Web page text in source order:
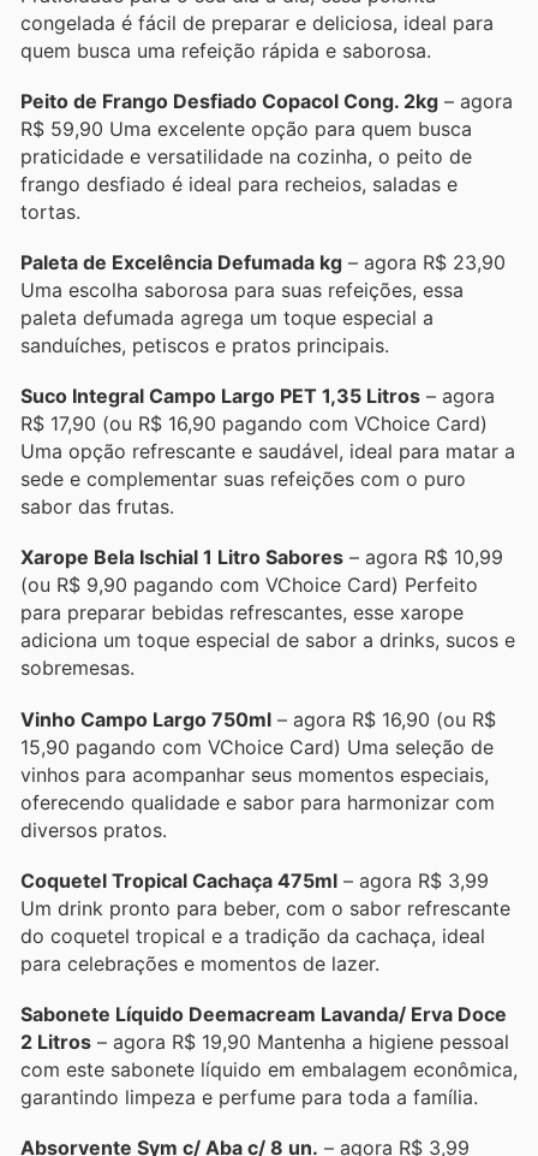
congelada é fácil de preparar e deliciosa, ideal para
quem busca uma refeição rápida e saborosa.
Peito de Frango Desfiado Copacol Cong. 2kg – agora
R$ 59,90 Uma excelente opção para quem busca
praticidade e versatilidade na cozinha, o peito de
frango desfiado é ideal para recheios, saladas e
tortas.
Paleta de Excelência Defumada kg – agora R$ 23,90
Uma escolha saborosa para suas refeições, essa
paleta defumada agrega um toque especial a
sanduíches, petiscos e pratos principais.
Suco Integral Campo Largo PET 1,35 Litros – agora
R$ 17,90 (ou R$ 16,90 pagando com VChoice Card)
Uma opção refrescante e saudável, ideal para matar a
sede e complementar suas refeições com o puro
sabor das frutas.
Xarope Bela Ischial 1 Litro Sabores – agora R$ 10,99
(ou R$ 9,90 pagando com VChoice Card) Perfeito
para preparar bebidas refrescantes, esse xarope
adiciona um toque especial de sabor a drinks, sucos e
sobremesas.
Vinho Campo Largo 750ml – agora R$ 16,90 (ou R$
15,90 pagando com VChoice Card) Uma seleção de
vinhos para acompanhar seus momentos especiais,
oferecendo qualidade e sabor para harmonizar com
diversos pratos.
Coquetel Tropical Cachaça 475ml – agora R$ 3,99
Um drink pronto para beber, com o sabor refrescante
do coquetel tropical e a tradição da cachaça, ideal
para celebrações e momentos de lazer.
Sabonete Líquido Deemacream Lavanda/ Erva Doce
2 Litros – agora R$ 19,90 Mantenha a higiene pessoal
com este sabonete líquido em embalagem econômica,
garantindo limpeza e perfume para toda a família.
Absorvente Sym c/ Aba c/ 8 un. – agora R$ 3,99